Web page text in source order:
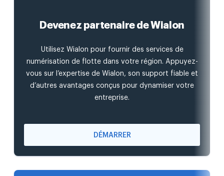
Devenez partenaire de Wialon
Utilisez Wialon pour fournir des services de
numérisation de flotte dans votre région. Appuyez-
vous sur l’expertise de Wialon, son support fiable et
d’autres avantages conçus pour dynamiser votre
entreprise.
DÉMARRER